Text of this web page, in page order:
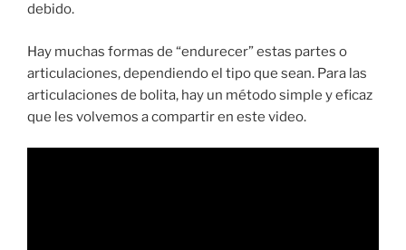
debido.
Hay muchas formas de “endurecer” estas partes o
articulaciones, dependiendo el tipo que sean. Para las
articulaciones de bolita, hay un método simple y eficaz
que les volvemos a compartir en este video.